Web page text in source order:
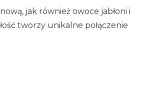
jak również owoce jabłoni i
tworzy unikalne połączenie